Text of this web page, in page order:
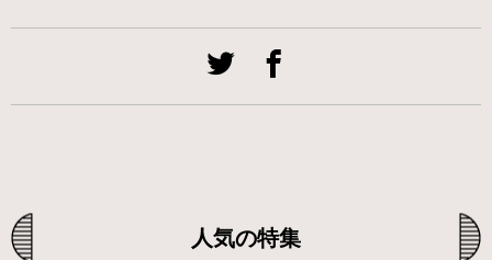
人気の特集